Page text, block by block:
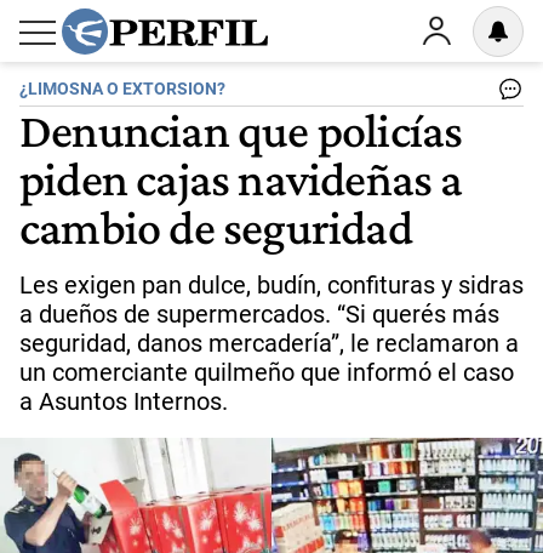
¿LIMOSNA O EXTORSION?
Denuncian que policías
piden cajas navideñas a
cambio de seguridad
Les exigen pan dulce, budín, confituras y sidras
a dueños de supermercados. “Si querés más
seguridad, danos mercadería”, le reclamaron a
un comerciante quilmeño que informó el caso
a Asuntos Internos.